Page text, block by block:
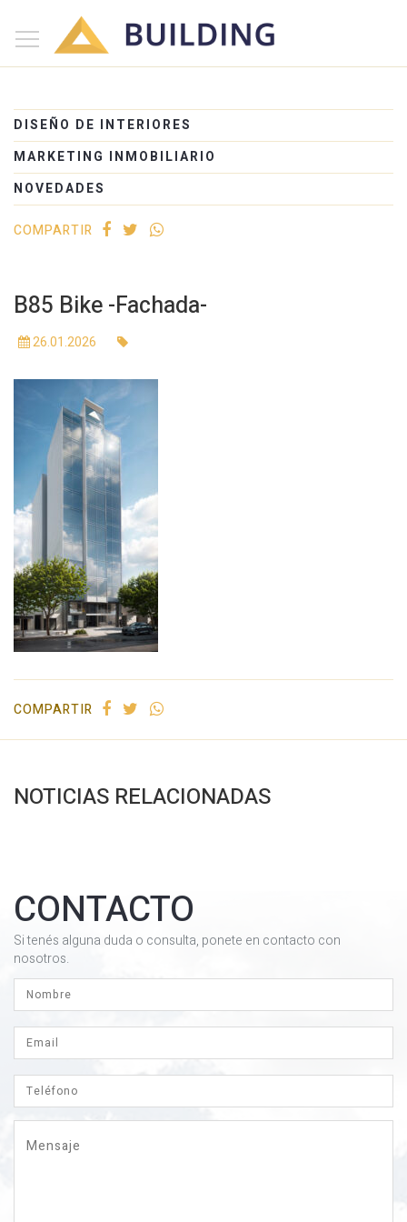
Inicio
Proyectos
DISEÑO DE INTERIORES
MARKETING INMOBILIARIO
NOVEDADES
COMPARTIR
B85 Bike -Fachada-
26.01.2026
COMPARTIR
NOTICIAS RELACIONADAS
CONTACTO
Si tenés alguna duda o consulta, ponete en contacto con
nosotros.